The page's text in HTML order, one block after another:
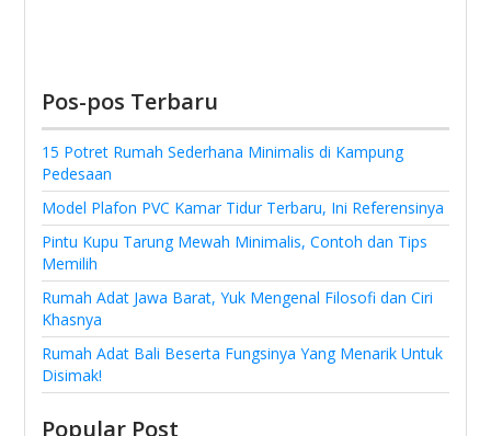
Pos-pos Terbaru
15 Potret Rumah Sederhana Minimalis di Kampung
Pedesaan
Model Plafon PVC Kamar Tidur Terbaru, Ini Referensinya
Pintu Kupu Tarung Mewah Minimalis, Contoh dan Tips
Memilih
Rumah Adat Jawa Barat, Yuk Mengenal Filosofi dan Ciri
Khasnya
Rumah Adat Bali Beserta Fungsinya Yang Menarik Untuk
Disimak!
Popular Post